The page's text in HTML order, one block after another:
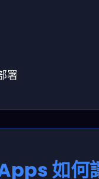
署
如何